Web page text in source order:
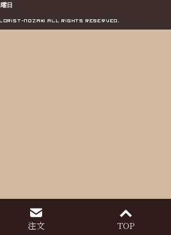
注文 TOP
日